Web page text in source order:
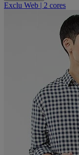
Exclu Web | 2 cores